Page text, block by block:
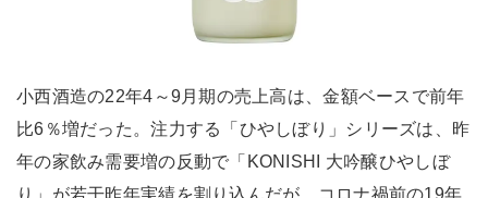
小西酒造の22年4～9月期の売上高は、金額ベースで前年
比6％増だった。注力する「ひやしぼり」シリーズは、昨
年の家飲み需要増の反動で「KONISHI 大吟醸ひやしぼ
り」が若干昨年実績を割り込んだが、コロナ禍前の19年